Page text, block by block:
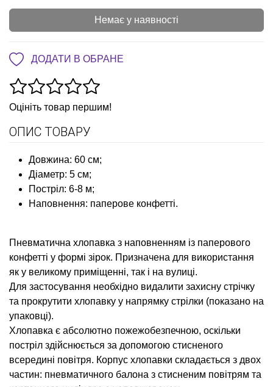
Немає у наявності
ДОДАТИ В ОБРАНЕ
Оцініть товар першим!
ОПИС ТОВАРУ
Довжина: 60 см;
Діаметр: 5 см;
Постріл: 6-8 м;
Наповнення: паперове конфетті.
Пневматична хлопавка з наповненням із паперового
конфетті у формі зірок. Призначена для використання
як у великому приміщенні, так і на вулиці.
Для застосування необхідно видалити захисну стрічку
та прокрутити хлопавку у напрямку стрілки (показано на
упаковці).
Хлопавка є абсолютно пожежобезпечною, оскільки
постріл здійснюється за допомогою стисненого
всередині повітря. Корпус хлопавки складається з двох
частин: пневматичного балона з стисненим повітрям та